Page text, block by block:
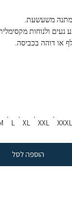
כמתנה משעשעת.
נעים ולנוחות
או דוהה בכביסה.
L XL XXL XXXL
הוספה לסל